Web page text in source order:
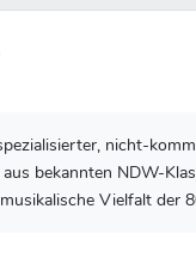
nicht-
bekannten NDW-
Vielfalt der